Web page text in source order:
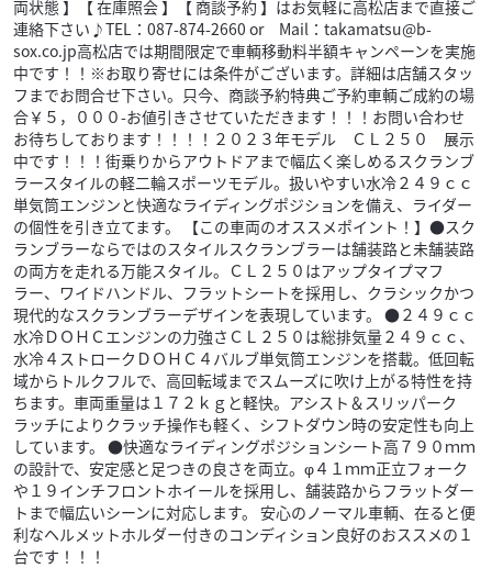
両状態 】【 在庫照会 】【 商談予約 】はお気軽に高松店まで直接ご
連絡下さい♪TEL：087-874-2660 or Mail：takamatsu@b-
sox.co.jp高松店では期間限定で車輌移動料半額キャンペーンを実施
中です！！※お取り寄せには条件がございます。詳細は店舗スタッ
フまでお問合せ下さい。只今、商談予約特典ご予約車輌ご成約の場
合￥５，０００-お値引きさせていただきます！！！お問い合わせ
お待ちしております！！！！２０２３年モデル ＣＬ２５０ 展示
中です！！！街乗りからアウトドアまで幅広く楽しめるスクランブ
ラースタイルの軽二輪スポーツモデル。扱いやすい水冷２４９ｃｃ
単気筒エンジンと快適なライディングポジションを備え、ライダー
の個性を引き立てます。 【この車両のオススメポイント！】●スク
ランブラーならではのスタイルスクランブラーは舗装路と未舗装路
の両方を走れる万能スタイル。ＣＬ２５０はアップタイプマフ
ラー、ワイドハンドル、フラットシートを採用し、クラシックかつ
現代的なスクランブラーデザインを表現しています。 ●２４９ｃｃ
水冷ＤＯＨＣエンジンの力強さＣＬ２５０は総排気量２４９ｃｃ、
水冷４ストロークＤＯＨＣ４バルブ単気筒エンジンを搭載。低回転
域からトルクフルで、高回転域までスムーズに吹け上がる特性を持
ちます。車両重量は１７２ｋｇと軽快。アシスト＆スリッパーク
ラッチによりクラッチ操作も軽く、シフトダウン時の安定性も向上
しています。 ●快適なライディングポジションシート高７９０ｍｍ
の設計で、安定感と足つきの良さを両立。φ４１ｍｍ正立フォーク
や１９インチフロントホイールを採用し、舗装路からフラットダー
トまで幅広いシーンに対応します。 安心のノーマル車輌、在ると便
利なヘルメットホルダー付きのコンディション良好のおススメの１
台です！！！